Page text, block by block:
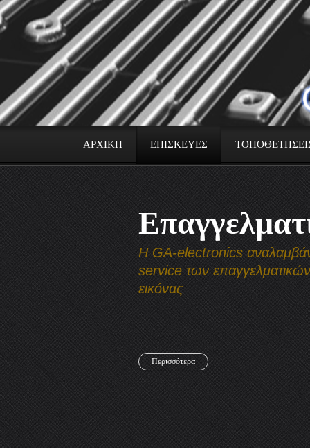
ΑΡΧΙΚΗ ΕΠΙΣΚΕΥΕΣ
H GA-electronics
service των
εικόνας
Περισσότερα